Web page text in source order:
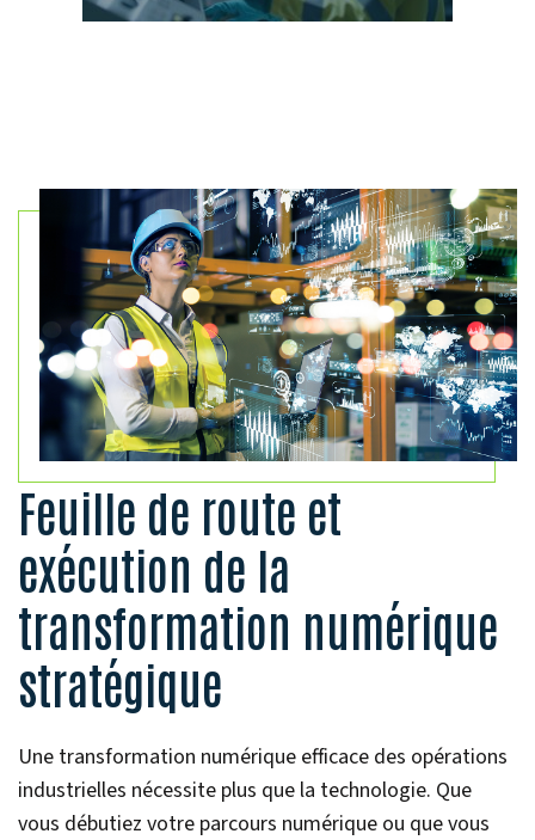
Feuille de route et
exécution de la
transformation numérique
stratégique
Une transformation numérique efficace des opérations
industrielles nécessite plus que la technologie. Que
vous débutiez votre parcours numérique ou que vous